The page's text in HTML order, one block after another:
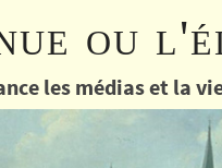
ou
les médias et la